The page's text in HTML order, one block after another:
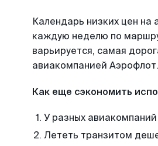
Календарь низких цен
каждую неделю по
варьируется, самая
авиакомпанией Аэрофлот.
Как еще сэкономить
У разных
Лететь транзитом